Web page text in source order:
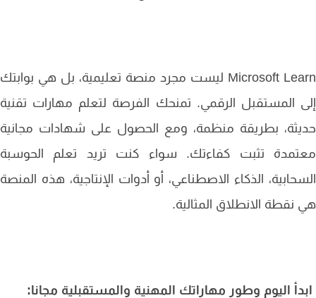
Microsoft Learn ليست مجرد منصة تعليمية، بل هي بوابتك
المستقبل الرقمي. تمنحك الفرصة لتعلم مهارات تقنية
بطريقة منظمة، ومع الحصول على شهادات مجانية
تثبت كفاءتك. سواء كنت تريد تعلم الحوسبة
الذكاء الاصطناعي، أو أدوات الإنتاجية، هذه المنصة
الانطلاق المثالية.
اليوم وطور مهاراتك المهنية والمستقبلية مجانا: